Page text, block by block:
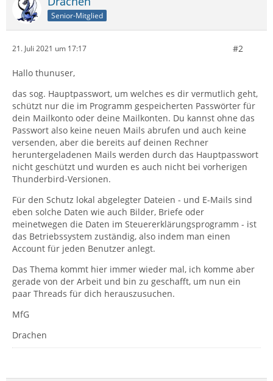
Senior-Mitglied
21. Juli 2021 um 17:17 #2
Hallo thunuser,
das sog. Hauptpasswort, um welches es dir vermutlich geht,
schützt nur die im Programm gespeicherten Passwörter für
dein Mailkonto oder deine Mailkonten. Du kannst ohne das
Passwort also keine neuen Mails abrufen und auch keine
versenden, aber die bereits auf deinen Rechner
heruntergeladenen Mails werden durch das Hauptpasswort
nicht geschützt und wurden es auch nicht bei vorherigen
Thunderbird-Versionen.
Für den Schutz lokal abgelegter Dateien - und E-Mails sind
eben solche Daten wie auch Bilder, Briefe oder
meinetwegen die Daten im Steuererklärungsprogramm - ist
das Betriebssystem zuständig, also indem man einen
Account für jeden Benutzer anlegt.
Das Thema kommt hier immer wieder mal, ich komme aber
gerade von der Arbeit und bin zu geschafft, um nun ein
paar Threads für dich herauszusuchen.
MfG
Drachen